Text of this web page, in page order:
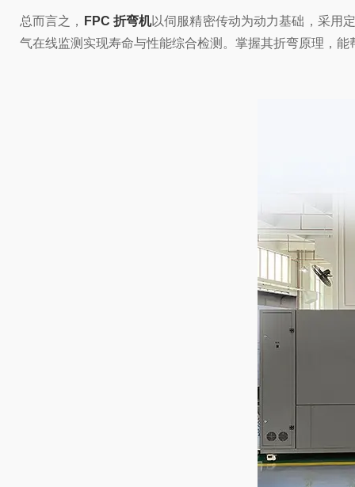
总而言之， FPC 折弯机以伺服精密传动为动力基础，采用
气在线监测实现寿命与性能综合检测。掌握其折弯原理，